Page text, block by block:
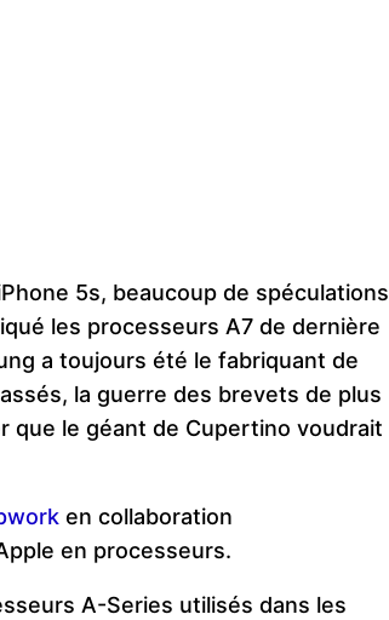
5s, beaucoup de spéculations
les processeurs A7 de dernière
a toujours été le fabriquant de
la guerre des brevets de plus
que le géant de Cupertino voudrait
en collaboration
en processeurs.
A-Series utilisés dans les